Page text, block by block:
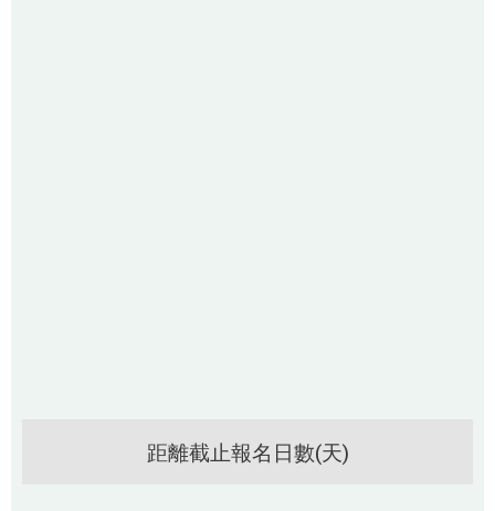
距離截止報名日數(天)